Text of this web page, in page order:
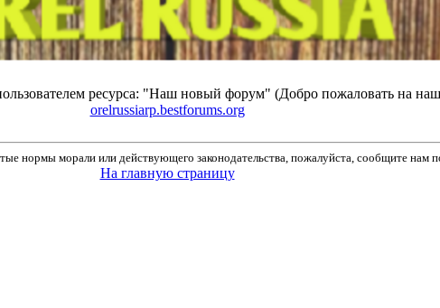
ресурса: "Наш новый форум" (Добро пожаловать на
orelrussiarp.bestforums.org
нормы морали или действующего законодательства, пожалуйста, сообщите нам
На главную страницу